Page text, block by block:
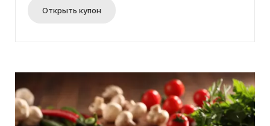
бонусом является то, что вам не нужно будет
вводить промокоды для получения скидок.
Открыть купон